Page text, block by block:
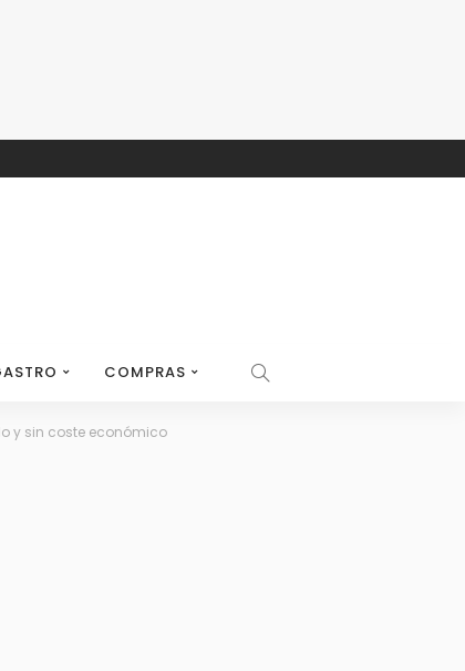
COMPRAS
y sin coste económico